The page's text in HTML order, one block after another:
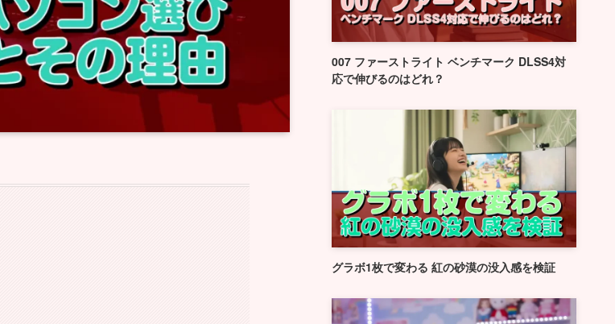
007 ファーストライト ベンチマーク DLSS4対
応で伸びるのはどれ？
グラボ1枚で変わる 紅の砂漠の没入感を検証